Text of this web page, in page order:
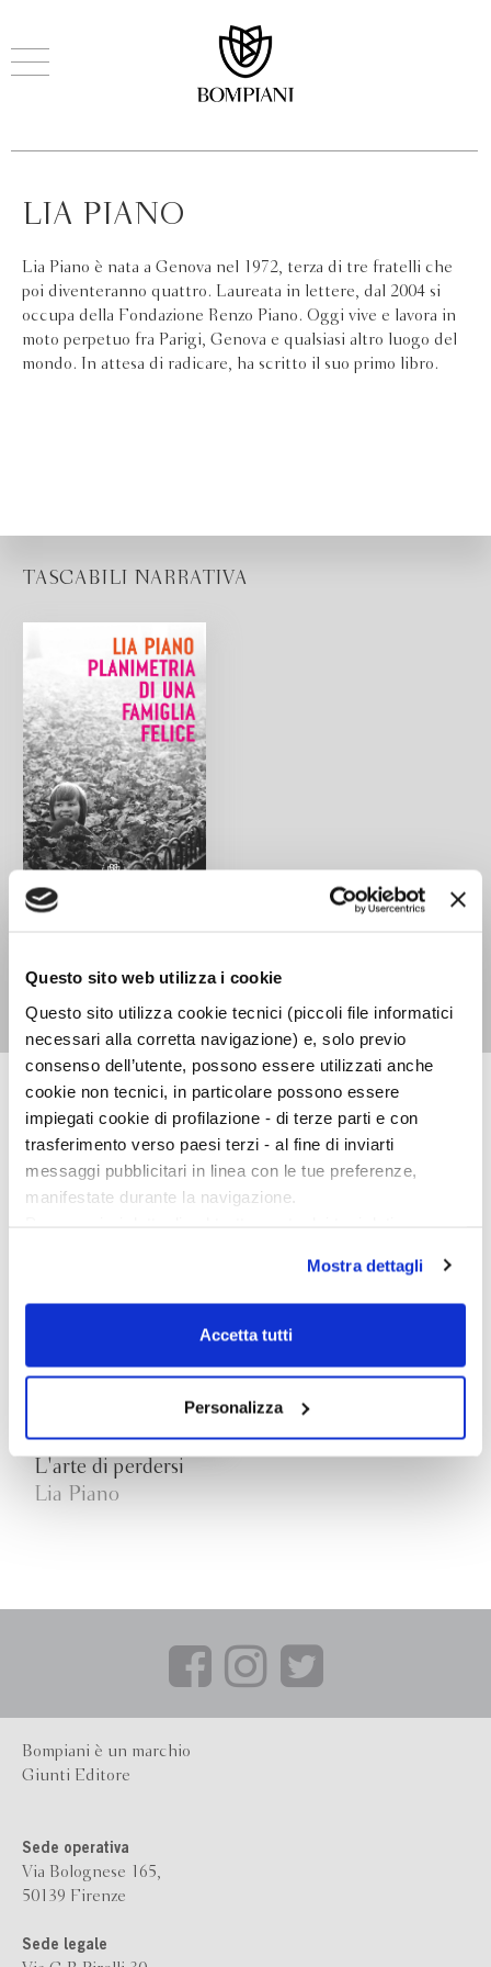
Questo sito web utilizza i cookie
Questo sito utilizza cookie tecnici (piccoli file informatici
necessari alla corretta navigazione) e, solo previo
consenso dell’utente, possono essere utilizzati anche
cookie non tecnici, in particolare possono essere
impiegati cookie di profilazione - di terze parti e con
trasferimento verso paesi terzi - al fine di inviarti
messaggi pubblicitari in linea con le tue preferenze,
manifestate durante la navigazione.
scelte privacy sui cookie, ti invitiamo a prendere visione
dell’informativa cookie.
Chiudendo il banner tramite la “X” prosegui la
dei soli cookie tecnici. Selezionando “Accetta tutti” presti
il tuo consenso alla profilazione che potrai revocare in
ogni momentoRevoca
Mostra dettagli
Accetta tutti
Personalizza
LIA PIANO
Lia Piano è nata a Genova nel 1972, terza di tre fratelli che
poi diventeranno quattro. Laureata in lettere, dal 2004 si
occupa della Fondazione Renzo Piano. Oggi vive e lavora in
moto perpetuo fra Parigi, Genova e qualsiasi altro luogo del
mondo. In attesa di radicare, ha scritto il suo primo libro.
TASCABILI NARRATIVA
Lia Piano
NARRATORI ITALIANI
L'arte di perdersi
Lia Piano
Bompiani è un marchio
Giunti Editore
Sede operativa
Via Bolognese 165,
50139 Firenze
Sede legale